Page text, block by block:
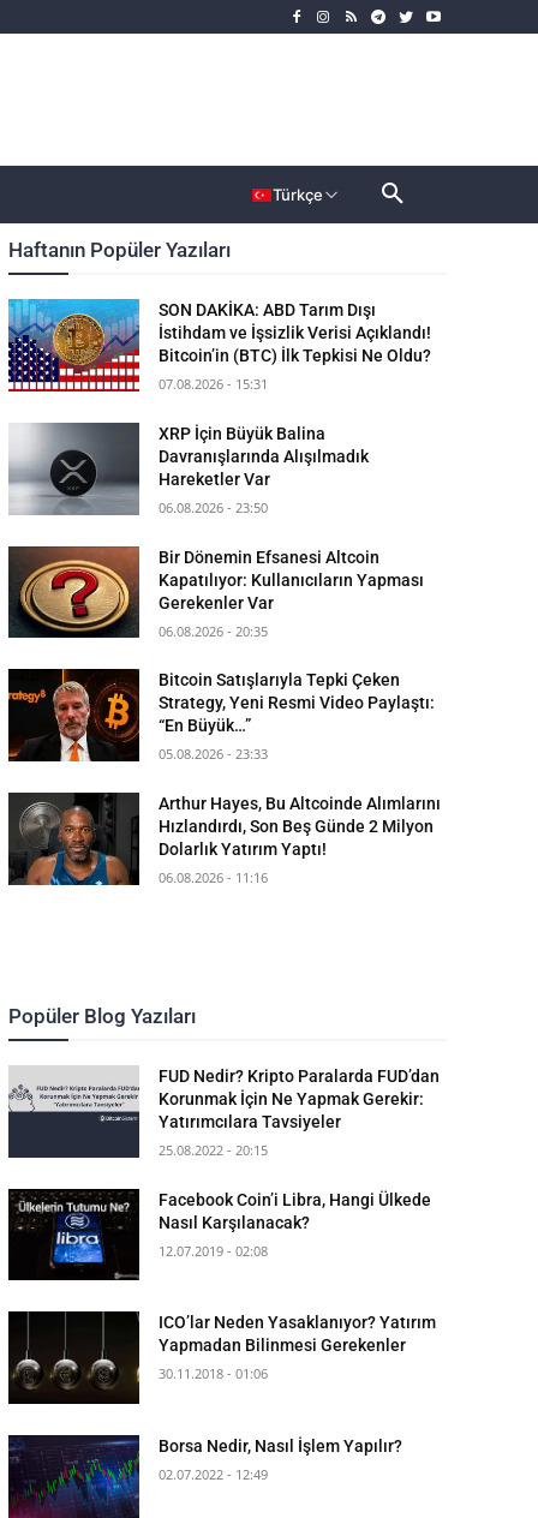
Türkçe
Haftanın Popüler Yazıları
SON DAKİKA: ABD Tarım Dışı
İstihdam ve İşsizlik Verisi Açıklandı!
Bitcoin’in (BTC) İlk Tepkisi Ne Oldu?
07.08.2026 - 15:31
XRP İçin Büyük Balina
Davranışlarında Alışılmadık
Hareketler Var
06.08.2026 - 23:50
Bir Dönemin Efsanesi Altcoin
Kapatılıyor: Kullanıcıların Yapması
Gerekenler Var
06.08.2026 - 20:35
Bitcoin Satışlarıyla Tepki Çeken
Strategy, Yeni Resmi Video Paylaştı:
“En Büyük…”
05.08.2026 - 23:33
Arthur Hayes, Bu Altcoinde Alımlarını
Hızlandırdı, Son Beş Günde 2 Milyon
Dolarlık Yatırım Yaptı!
06.08.2026 - 11:16
Popüler Blog Yazıları
FUD Nedir? Kripto Paralarda FUD’dan
Korunmak İçin Ne Yapmak Gerekir:
Yatırımcılara Tavsiyeler
25.08.2022 - 20:15
Facebook Coin’i Libra, Hangi Ülkede
Nasıl Karşılanacak?
12.07.2019 - 02:08
ICO’lar Neden Yasaklanıyor? Yatırım
Yapmadan Bilinmesi Gerekenler
30.11.2018 - 01:06
Borsa Nedir, Nasıl İşlem Yapılır?
02.07.2022 - 12:49